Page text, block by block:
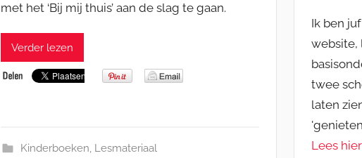
met het ‘Bij mij thuis’ aan de slag te gaan.
Verder lezen
Kinderboeken, Lesmateriaal
Ik ben
website,
twee
laten
Lees